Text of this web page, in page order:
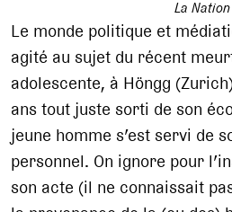
La Nation
Le monde politique et
agité au sujet du récent
adolescente, à Höngg
ans tout juste sorti de son
jeune homme s’est servi de
personnel. On ignore pour
son acte (il ne connaissait